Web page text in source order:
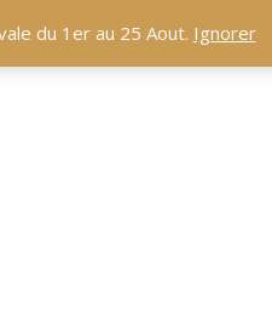
du 1er au 25 Aout. Ignorer